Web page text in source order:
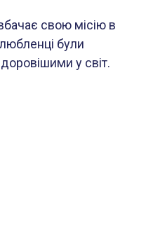
свою місію в
були
у світ.